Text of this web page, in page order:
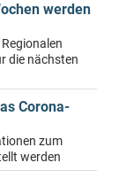
werden
die nächsten
Corona-
zum
werden